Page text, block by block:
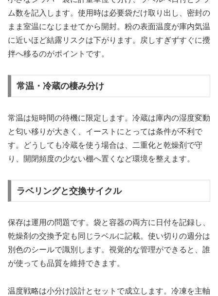
ム数を記入します。使用時は必要袋だけ取り出し、密封の
まま室温になじませてから開封。粉の表面温度が庫内気温
に近いほど結露リスクは下がります。戻しすぎずすぐに攪
拌へ移るのがポイントです。
常温・冷蔵の棲み分け
常温は短時間の待機に限定します。冷蔵は庫内の湿度変動
と匂い移りが大きく、イーストにとっては条件が不利で
す。どうしても冷蔵を使う場合は、二重化と乾燥剤で守
り、開閉頻度の少ない棚へ置くなど環境を整えます。
ラベリングと交換サイクル
保存は運用の問題です。袋と容器の両方に日付を記録し、
乾燥剤の交換予定も同じラベルに記載。使い切りの週分は
別色のシールで識別します。視覚的な管理ができると、誰
が使っても品質を維持できます。
温度戦略は小分け設計とセットで成立します。冷凍を主軸